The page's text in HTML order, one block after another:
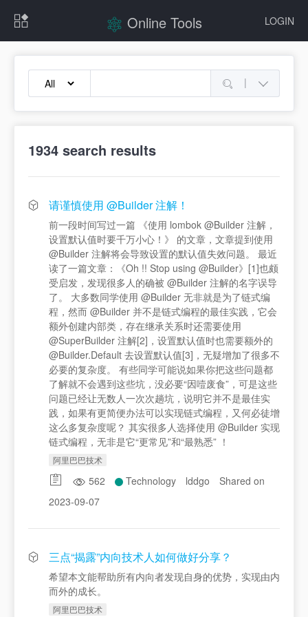
LOGIN
Online Tools
|
1934 search results
请谨慎使用 @Builder 注解！
前一段时间写过一篇 《使用 lombok @Builder 注解，
设置默认值时要千万小心！》 的文章，文章提到使用
@Builder 注解将会导致设置的默认值失效问题。 最近
读了一篇文章：《Oh !! Stop using @Builder》[1]也颇
受启发，发现很多人的确被 @Builder 注解的名字误导
了。 大多数同学使用 @Builder 无非就是为了链式编
程，然而 @Builder 并不是链式编程的最佳实践，它会
额外创建内部类，存在继承关系时还需要使用
@SuperBuilder 注解[2]，设置默认值时也需要额外的
@Builder.Default 去设置默认值[3]，无疑增加了很多不
必要的复杂度。 有些同学可能说如果你把这些问题都
了解就不会遇到这些坑，没必要“因噎废食”，可是这些
问题已经让无数人一次次趟坑，说明它并不是最佳实
践，如果有更简便办法可以实现链式编程，又何必徒增
这么多复杂度呢？ 其实很多人选择使用 @Builder 实现
链式编程，无非是它“更常见”和“最熟悉” ！
阿里巴巴技术
562 Technology lddgo
Shared on
2023-09-07
三点“揭露”内向技术人如何做好分享？
希望本文能帮助所有内向者发现自身的优势，实现由内
而外的成长。
阿里巴巴技术